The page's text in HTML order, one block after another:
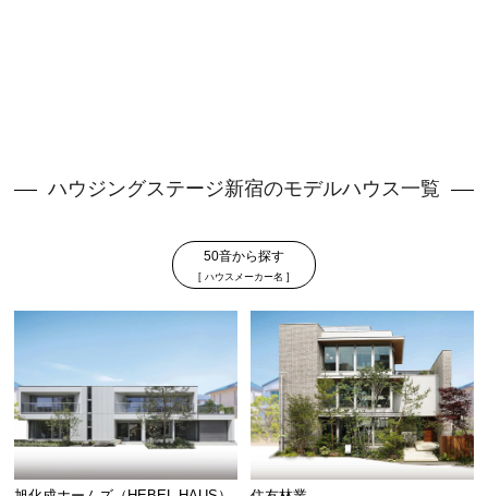
ど、家づくりに関するご
具体的ではない」 「まず
は情報収集から始めた
い」 という方も大歓迎で
す。 ぜひこの機会に、リ
ハウジングステージ新宿のモデルハウス一覧
50音から探す
[ ハウスメーカー名 ]